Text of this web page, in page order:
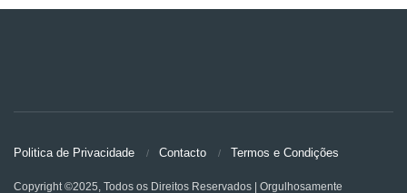
Politica de Privacidade Contacto Termos e Condições
Copyright ©2025, Todos os Direitos Reservados | Orgulhosamente